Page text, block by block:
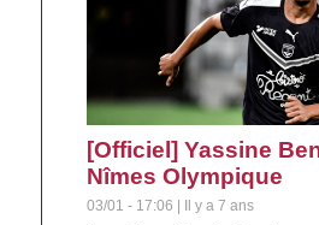
[Officiel] Yassine
Nîmes Olympique
03/01 - 17:06 | Il y a 7 ans